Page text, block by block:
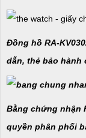
Đồng hồ RA-
dẫn, thẻ bảo hành
Bằng chứng nhận
quyền phân phối